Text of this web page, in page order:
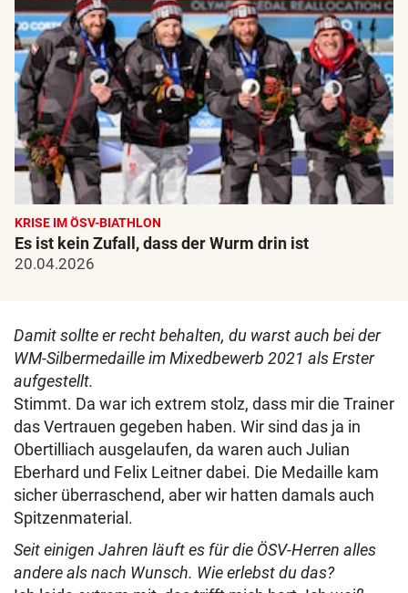
KRISE IM ÖSV-BIATHLON
Es ist kein Zufall, dass der Wurm drin ist
20.04.2026
Damit sollte er recht behalten, du warst auch bei der
WM-Silbermedaille im Mixedbewerb 2021 als Erster
aufgestellt.
Stimmt. Da war ich extrem stolz, dass mir die Trainer
das Vertrauen gegeben haben. Wir sind das ja in
Obertilliach ausgelaufen, da waren auch Julian
Eberhard und Felix Leitner dabei. Die Medaille kam
sicher überraschend, aber wir hatten damals auch
Spitzenmaterial.
Seit einigen Jahren läuft es für die ÖSV-Herren alles
andere als nach Wunsch. Wie erlebst du das?